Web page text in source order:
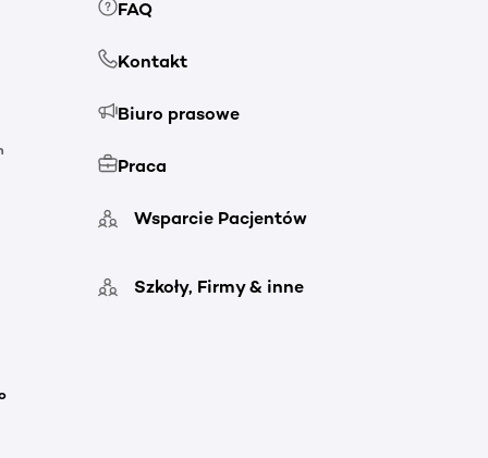
FAQ
Kontakt
Biuro prasowe
Praca
Wsparcie Pacjentów
Szkoły, Firmy & inne